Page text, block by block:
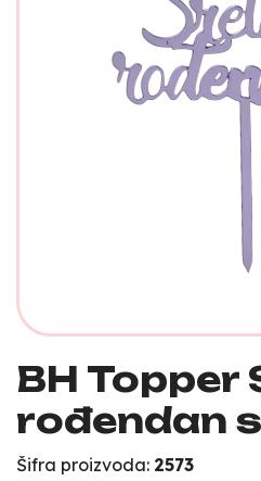
BH Topper
rođendan
Šifra proizvoda: 2573